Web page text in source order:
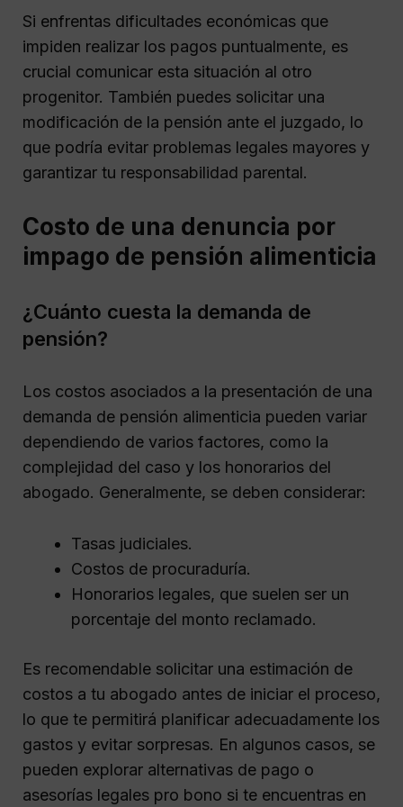
Si enfrentas dificultades económicas que
impiden realizar los pagos puntualmente, es
crucial comunicar esta situación al otro
progenitor. También puedes solicitar una
modificación de la pensión ante el juzgado, lo
que podría evitar problemas legales mayores y
garantizar tu responsabilidad parental.
Costo de una denuncia por
impago de pensión alimenticia
¿Cuánto cuesta la demanda de
pensión?
Los costos asociados a la presentación de una
demanda de pensión alimenticia pueden variar
dependiendo de varios factores, como la
complejidad del caso y los honorarios del
abogado. Generalmente, se deben considerar:
Tasas judiciales.
Costos de procuraduría.
Honorarios legales, que suelen ser un
porcentaje del monto reclamado.
Es recomendable solicitar una estimación de
costos a tu abogado antes de iniciar el proceso,
lo que te permitirá planificar adecuadamente los
gastos y evitar sorpresas. En algunos casos, se
pueden explorar alternativas de pago o
asesorías legales pro bono si te encuentras en